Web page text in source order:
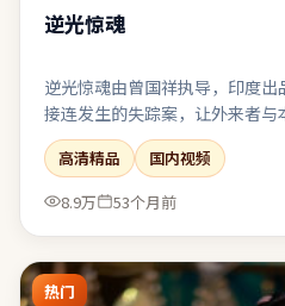
逆光惊魂
逆光惊魂由曾国祥执导，印度
接连发生的失踪案，让外来者
结构带来地理迁徙，也象征心理
统一，色调与构图共同服务于主
高清精品
国内视频
8.9万
53个月前
热门